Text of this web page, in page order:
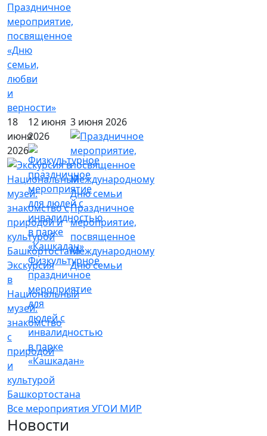
Праздничное
мероприятие,
посвященное
«Дню
семьи,
любви
и
верности»
18
июня
2026
Экскурсия
в
Национальный
музей:
знакомство
с
природой
и
культурой
Башкортостана
12 июня
2026
Физкультурное
праздничное
мероприятие
для
людей с
инвалидностью
в парке
«Кашкадан»
3 июня 2026
Праздничное
мероприятие,
посвященное
Международному
Дню семьи
Все мероприятия УГОИ МИР
Новости